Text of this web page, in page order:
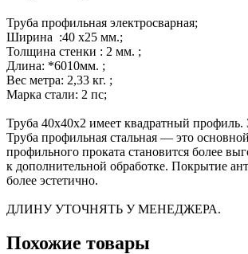
Труба профильная электросварная;
Ширина  :40 х25 мм.;
Толщина стенки : 2 мм. ;
Длина: *6010мм. ;
Вес метра: 2,33 кг. ;
Марка стали: 2 пс;
Труба 40х40х2 имеет квадратный
Труба профильная стальная — это
профильного проката становится более
к дополнительной обработке. Покрытие
более эстетично.
ДЛИНУ УТОЧНЯТЬ У МЕНЕДЖЕРА.
Похожие товары